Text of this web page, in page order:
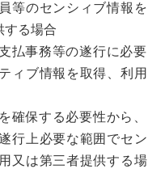
等のセンシィブ情報を
する場合
払事務等の遂行に必要
ィブ情報を取得、利用
確保する必要性から、
行上必要な範囲でセン
又は第三者提供する場